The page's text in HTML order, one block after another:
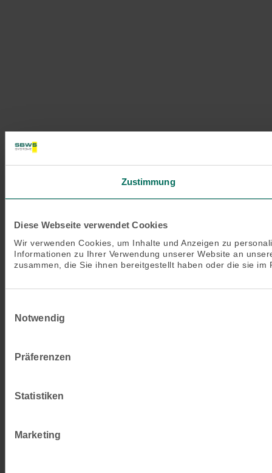
Zustimmung
Diese Webseite verwendet Cookies
Wir verwenden Cookies, um Inhalte und Anzeigen zu
Informationen zu Ihrer Verwendung unserer Website an
zusammen, die Sie ihnen bereitgestellt haben oder die sie
Notwendig
Präferenzen
Statistiken
Marketing